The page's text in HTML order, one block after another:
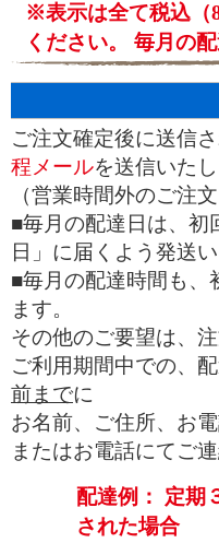
※表示は全て税込
ください。 毎月の
ご注文確定後に送信
程メールを送信いた
（営業時間外のご注
■毎月の配達日は、初
日」に届くよう発送
■毎月の配達時間も、
ます。
その他のご要望は、
ご利用期間中での、
前までに
お名前、ご住所、お
またはお電話にてご
配達例： 定期
された場合